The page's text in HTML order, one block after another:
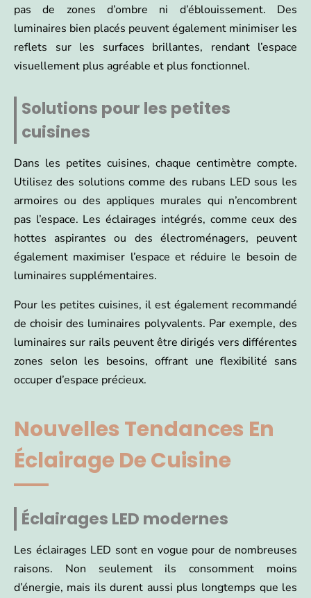
pas de zones d’ombre ni d’éblouissement. Des
luminaires bien placés peuvent également minimiser les
reflets sur les surfaces brillantes, rendant l’espace
visuellement plus agréable et plus fonctionnel.
Solutions pour les petites
cuisines
Dans les petites cuisines, chaque centimètre compte.
Utilisez des solutions comme des rubans LED sous les
armoires ou des appliques murales qui n’encombrent
pas l’espace. Les éclairages intégrés, comme ceux des
hottes aspirantes ou des électroménagers, peuvent
également maximiser l’espace et réduire le besoin de
luminaires supplémentaires.
Pour les petites cuisines, il est également recommandé
de choisir des luminaires polyvalents. Par exemple, des
luminaires sur rails peuvent être dirigés vers différentes
zones selon les besoins, offrant une flexibilité sans
occuper d’espace précieux.
Nouvelles Tendances En
Éclairage De Cuisine
Éclairages LED modernes
Les éclairages LED sont en vogue pour de nombreuses
raisons. Non seulement ils consomment moins
d’énergie, mais ils durent aussi plus longtemps que les